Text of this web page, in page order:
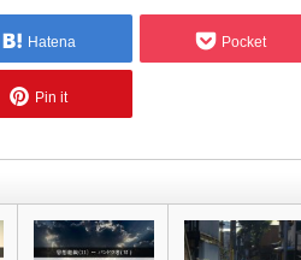
Hatena Pocket
Pin it